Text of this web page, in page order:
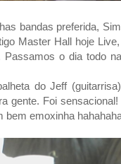
bandas preferida,
Master Hall hoje
o dia todo
do Jeff
gente. Foi
bem emoxinha